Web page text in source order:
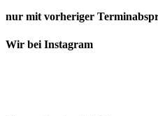
nur mit vorheriger
Wir bei Instagram